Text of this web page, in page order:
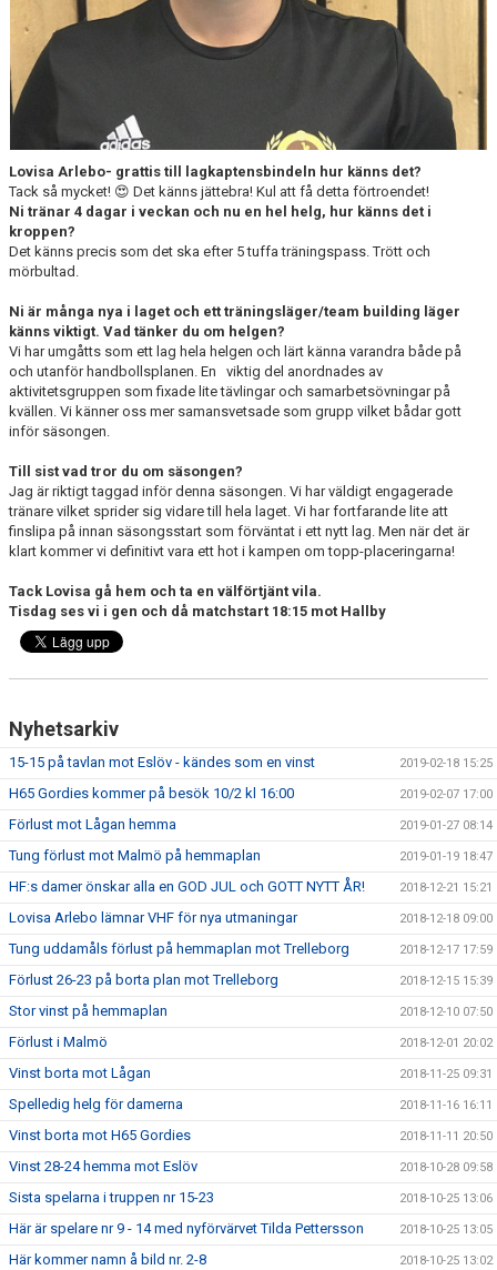
Lovisa Arlebo- grattis till lagkaptensbindeln hur känns det?
Tack så mycket! 😍 Det känns jättebra! Kul att få detta förtroendet!
Ni tränar 4 dagar i veckan och nu en hel helg, hur känns det i
kroppen?
Det känns precis som det ska efter 5 tuffa träningspass. Trött och
mörbultad.
Ni är många nya i laget och ett träningsläger/team building läger
känns viktigt. Vad tänker du om helgen?
Vi har umgåtts som ett lag hela helgen och lärt känna varandra både på
och utanför handbollsplanen. En viktig del anordnades av
aktivitetsgruppen som fixade lite tävlingar och samarbetsövningar på
kvällen. Vi känner oss mer samansvetsade som grupp vilket bådar gott
inför säsongen.
Till sist vad tror du om säsongen?
Jag är riktigt taggad inför denna säsongen. Vi har väldigt engagerade
tränare vilket sprider sig vidare till hela laget. Vi har fortfarande lite att
finslipa på innan säsongsstart som förväntat i ett nytt lag. Men när det är
klart kommer vi definitivt vara ett hot i kampen om topp-placeringarna!
Tack Lovisa gå hem och ta en välförtjänt vila.
Tisdag ses vi i gen och då matchstart 18:15 mot Hallby
Nyhetsarkiv
15-15 på tavlan mot Eslöv - kändes som en vinst 2019-02-18 15:25
H65 Gordies kommer på besök 10/2 kl 16:00 2019-02-07 17:00
Förlust mot Lågan hemma 2019-01-27 08:14
Tung förlust mot Malmö på hemmaplan 2019-01-19 18:47
HF:s damer önskar alla en GOD JUL och GOTT NYTT ÅR! 2018-12-21 15:21
Lovisa Arlebo lämnar VHF för nya utmaningar 2018-12-18 09:00
Tung uddamåls förlust på hemmaplan mot Trelleborg 2018-12-17 17:59
Förlust 26-23 på borta plan mot Trelleborg 2018-12-15 15:39
Stor vinst på hemmaplan 2018-12-10 07:50
Förlust i Malmö 2018-12-01 20:02
Vinst borta mot Lågan 2018-11-25 09:31
Spelledig helg för damerna 2018-11-16 16:11
Vinst borta mot H65 Gordies 2018-11-11 20:50
Vinst 28-24 hemma mot Eslöv 2018-10-28 09:58
Sista spelarna i truppen nr 15-23 2018-10-25 13:06
Här är spelare nr 9 - 14 med nyförvärvet Tilda Pettersson 2018-10-25 13:05
Här kommer namn å bild nr. 2-8 2018-10-25 13:02